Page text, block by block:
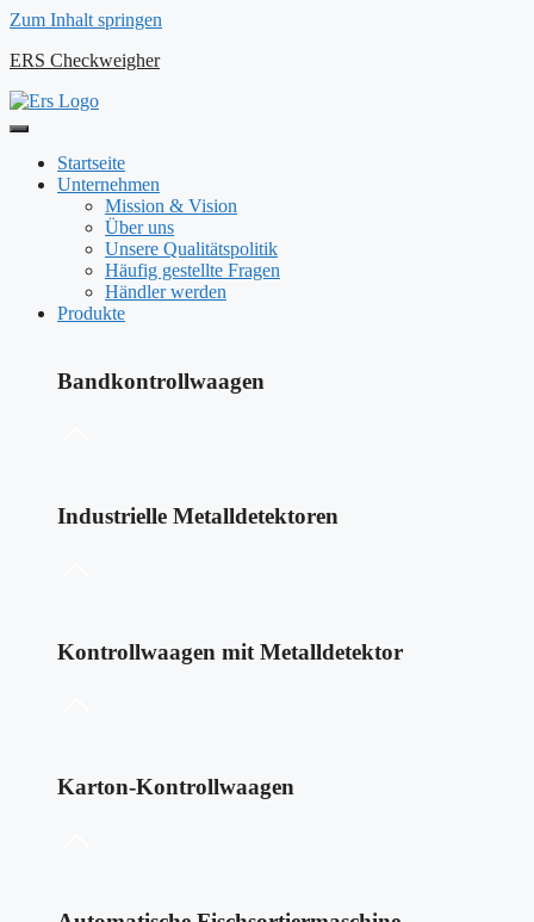
Zum Inhalt springen
ERS Checkweigher
Startseite
Unternehmen
Mission & Vision
Über uns
Unsere Qualitätspolitik
Häufig gestellte Fragen
Händler werden
Produkte
Bandkontrollwaagen
Industrielle Metalldetektoren
Kontrollwaagen mit Metalldetektor
Karton-Kontrollwaagen